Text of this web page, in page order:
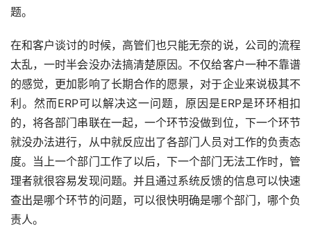
题。
在和客户谈讨的时候，高管们也只能无奈的说，公司的流程
太乱，一时半会没办法搞清楚原因。不仅给客户一种不靠谱
的感觉，更加影响了长期合作的愿景，对于企业来说极其不
利。然而ERP可以解决这一问题，原因是ERP是环环相扣
的，将各部门串联在一起，一个环节没做到位，下一个环节
就没办法进行，从中就反应出了各部门人员对工作的负责态
度。当上一个部门工作了以后，下一个部门无法工作时，管
理者就很容易发现问题。并且通过系统反馈的信息可以快速
查出是哪个环节的问题，可以很快明确是哪个部门，哪个负
责人。